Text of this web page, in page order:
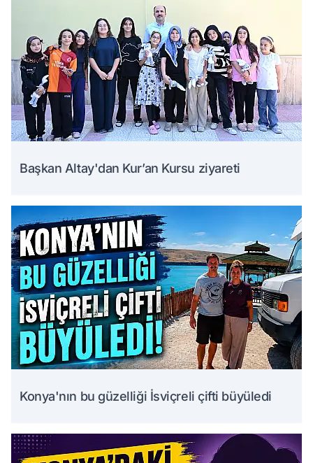
Başkan Altay'dan Kur’an Kursu ziyareti
Konya'nın bu güzelliği İsviçreli çifti büyüledi